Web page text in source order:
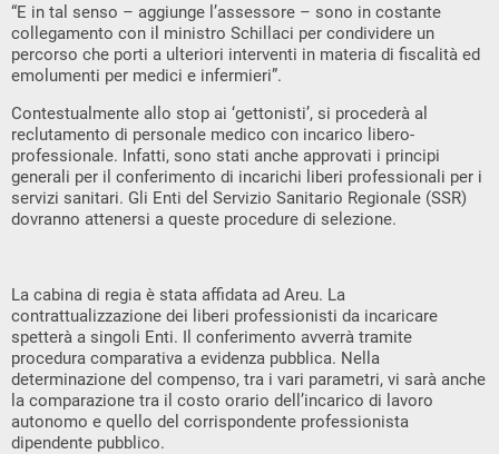
“E in tal senso – aggiunge l’assessore – sono in costante
collegamento con il ministro Schillaci per condividere un
percorso che porti a ulteriori interventi in materia di fiscalità ed
emolumenti per medici e infermieri”.
Contestualmente allo stop ai ‘gettonisti’, si procederà al
reclutamento di personale medico con incarico libero-
professionale. Infatti, sono stati anche approvati i principi
generali per il conferimento di incarichi liberi professionali per i
servizi sanitari. Gli Enti del Servizio Sanitario Regionale (SSR)
dovranno attenersi a queste procedure di selezione.
La cabina di regia è stata affidata ad Areu. La
contrattualizzazione dei liberi professionisti da incaricare
spetterà a singoli Enti. Il conferimento avverrà tramite
procedura comparativa a evidenza pubblica. Nella
determinazione del compenso, tra i vari parametri, vi sarà anche
la comparazione tra il costo orario dell’incarico di lavoro
autonomo e quello del corrispondente professionista
dipendente pubblico.